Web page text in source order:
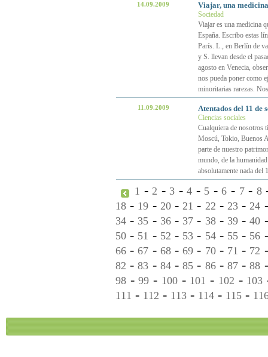
14.09.2009 Viajar, una
Sociedad
Viajar es una medicina
España. Escribo estas
París. L., en Berlín de
y S. llevan desde el
agosto en Venecia,
nos pueda poner como
minoritarias rarezas.
11.09.2009 Atentados del 11 de
Ciencias sociales
Cualquiera de nosotros
Moscú, Tokio, Buenos
parte de nuestro
mundo, de la
absolutamente nada del
1 -2 - 3 -4 - 5 -6 - 7- 8
18 - 19 - 20-21 - 22 - 23-24
34 - 35 - 36- 37 - 38- 39-40
50 - 51 - 52 - 53 - 54- 55- 56
66 -67 - 68-69 - 70- 71 - 72
82 -83 - 84-85 - 86- 87-88
98 -99 - 100- 101 - 102 - 103
111 - 112 - 113 - 114 - 115 -